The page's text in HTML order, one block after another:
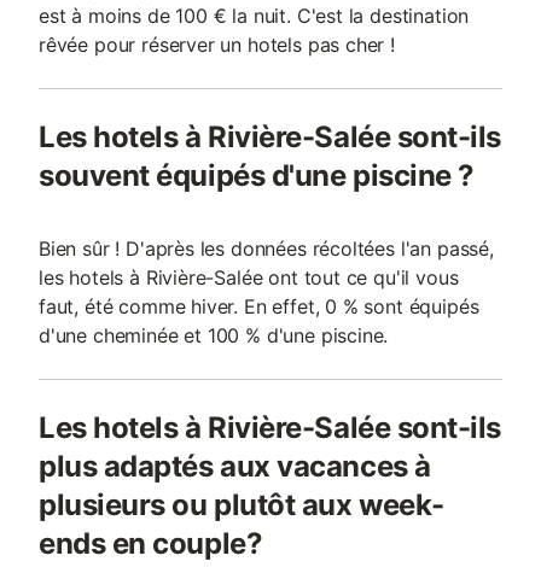
est à moins de 100 € la nuit. C'est la destination
rêvée pour réserver un hotels pas cher !
Les hotels à Rivière-Salée sont-ils
souvent équipés d'une piscine ?
Bien sûr ! D'après les données récoltées l'an passé,
les hotels à Rivière-Salée ont tout ce qu'il vous
faut, été comme hiver. En effet, 0 % sont équipés
d'une cheminée et 100 % d'une piscine.
Les hotels à Rivière-Salée sont-ils
plus adaptés aux vacances à
plusieurs ou plutôt aux week-
ends en couple?